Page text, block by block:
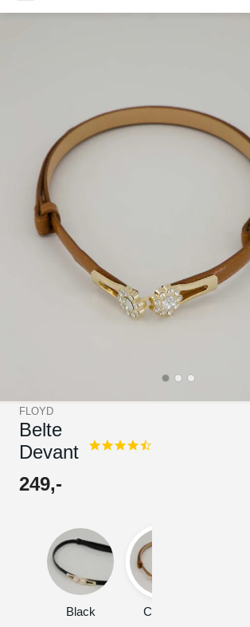
FLOYD
Belte
Devant
4.7
249,-
Black Cognac